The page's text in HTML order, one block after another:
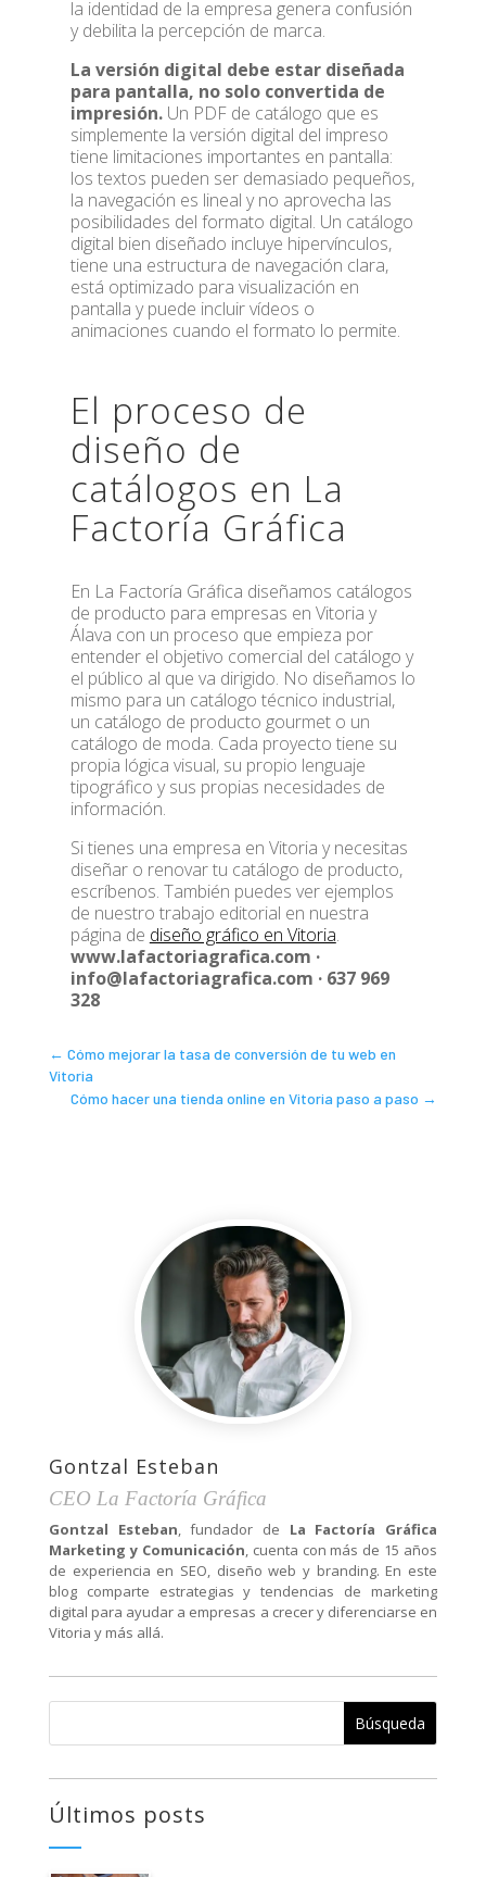
la identidad de la empresa genera confusión
y debilita la percepción de marca.
La versión digital debe estar diseñada
para pantalla, no solo convertida de
impresión.Un PDF de catálogo que es
simplemente la versión digital del impreso
tiene limitaciones importantes en pantalla:
los textos pueden ser demasiado pequeños,
la navegación es lineal y no aprovecha las
posibilidades del formato digital. Un catálogo
digital bien diseñado incluye hipervínculos,
tiene una estructura de navegación clara,
está optimizado para visualización en
pantalla y puede incluir vídeos o
animaciones cuando el formato lo permite.
El proceso de
diseño de
catálogos en La
Factoría Gráfica
En La Factoría Gráfica diseñamos catálogos
de producto para empresas en Vitoria y
Álava con un proceso que empieza por
entender el objetivo comercial del catálogo y
el público al que va dirigido. No diseñamos lo
mismo para un catálogo técnico industrial,
un catálogo de producto gourmet o un
catálogo de moda. Cada proyecto tiene su
propia lógica visual, su propio lenguaje
tipográfico y sus propias necesidades de
información.
Si tienes una empresa en Vitoria y necesitas
diseñar o renovar tu catálogo de producto,
escríbenos. También puedes ver ejemplos
de nuestro trabajo editorial en nuestra
página de diseño gráfico en Vitoria.
www.lafactoriagrafica.com ·
info@lafactoriagrafica.com · 637 969
328
← Cómo mejorar la tasa de conversión de tu web en
Vitoria
Cómo hacer una tienda online en Vitoria paso a paso →
Gontzal Esteban
CEO La Factoría Gráfica
Gontzal Esteban, fundador de La Factoría Gráfica
Marketing y Comunicación, cuenta con más de 15 años
de experiencia en SEO, diseño web y branding. En este
blog comparte estrategias y tendencias de marketing
digital para ayudar a empresas a crecer y diferenciarse en
Vitoria y más allá.
Últimos posts